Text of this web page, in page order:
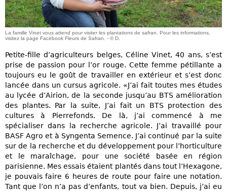
La famille Vinet vous attend pour visiter les plantations de safran. Pour les informations,
visitez la page Facebook Fleurs de Safran. - © D.
Petite-fille d’agriculteurs belges, Céline Vinet, 40 ans, s’est
prise de passion pour l’or rouge. Cette femme pétillante a
toujours eu le goût de travailler en extérieur et s’est donc
lancée dans un cursus agricole. «J’ai fait toutes mes études
au lycée d’Airion, de la seconde jusqu’au BTS amélioration
des plantes. Par la suite, J’ai fait un BTS protection des
cultures à Pierrefonds. De là, j’ai commencé à me
spécialiser dans la recherche agricole. J’ai travaillé pour
BASF Agro et à Syngenta Semence. J’ai continué par la suite
sur de la recherche et du développement pour l’horticulture
et le maraîchage, pour une société basée en région
parisienne. Mes essais étaient plantés dans tout l’Hexagone,
je pouvais faire 6 heures de route pour faire une notation.
Tant que l’on n’a pas d’enfants, tout va bien. Depuis, j’ai eu